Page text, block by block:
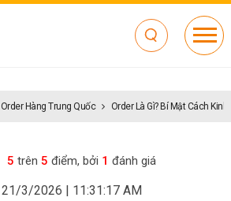
Order Hàng Trung Quốc Order Là Gì? Bí Mật Cách
5 trên 5 điểm, bởi 1 đánh giá
21/3/2026 | 11:31:17 AM